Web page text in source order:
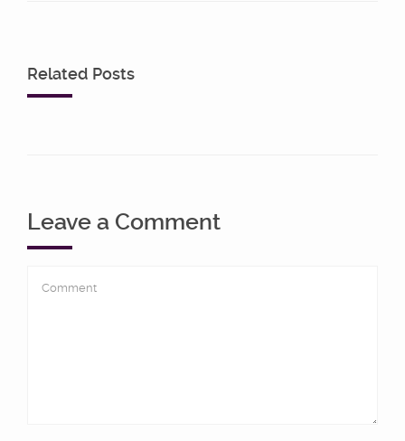
Related Posts
Leave a Comment